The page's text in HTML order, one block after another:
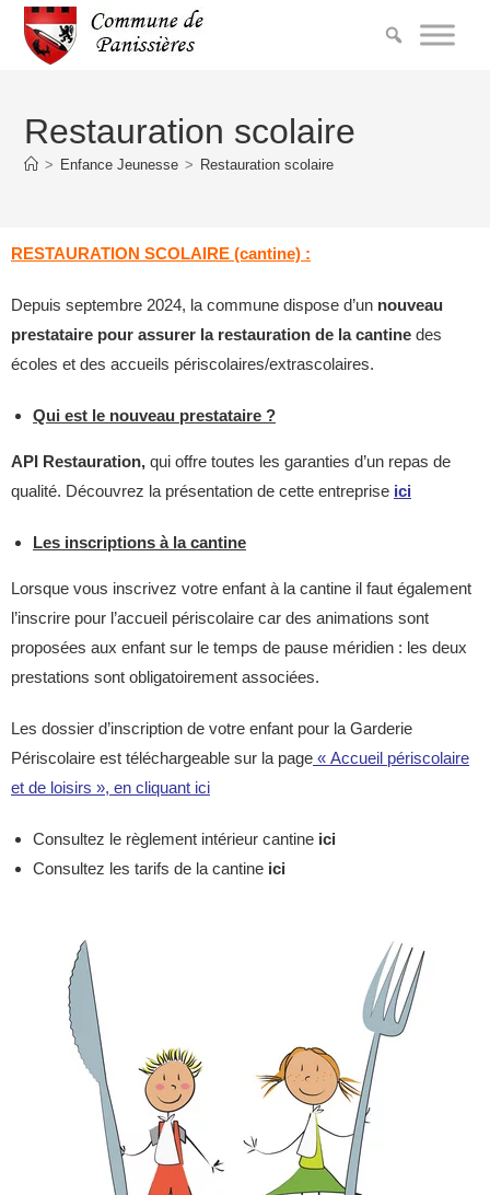
Restauration scolaire
> Enfance Jeunesse > Restauration scolaire
RESTAURATION SCOLAIRE (cantine) :
Depuis septembre 2024, la commune dispose d’un nouveau
prestataire pour assurer la restauration de la cantine des
écoles et des accueils périscolaires/extrascolaires.
Qui est le nouveau prestataire ?
API Restauration, qui offre toutes les garanties d’un repas de
qualité. Découvrez la présentation de cette entreprise ici
Les inscriptions à la cantine
Lorsque vous inscrivez votre enfant à la cantine il faut également
l’inscrire pour l’accueil périscolaire car des animations sont
proposées aux enfant sur le temps de pause méridien : les deux
prestations sont obligatoirement associées.
Les dossier d’inscription de votre enfant pour la Garderie
Périscolaire est téléchargeable sur la page « Accueil périscolaire
et de loisirs », en cliquant ici
Consultez le règlement intérieur cantine ici
Consultez les tarifs de la cantine ici